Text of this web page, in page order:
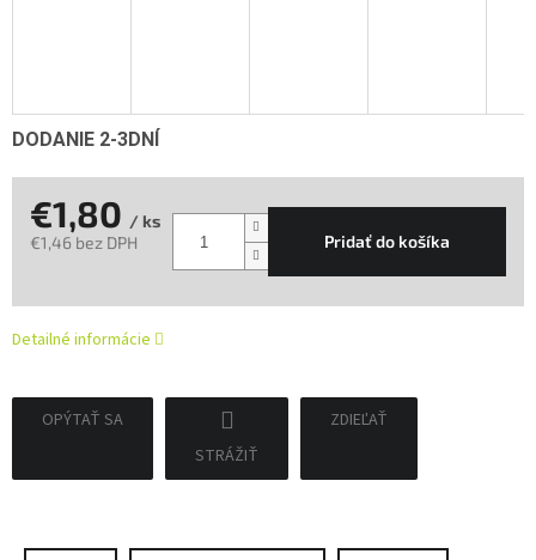
DODANIE 2-3DNÍ
€1,80 / ks
€1,46 bez DPH
Pridať do košíka
Detailné informácie
OPÝTAŤ SA
STRÁŽIŤ
ZDIEĽAŤ